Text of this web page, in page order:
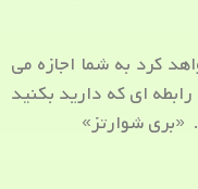
کرد به شما اجازه می
ای که دارید بکنید
«بری شوارتز»